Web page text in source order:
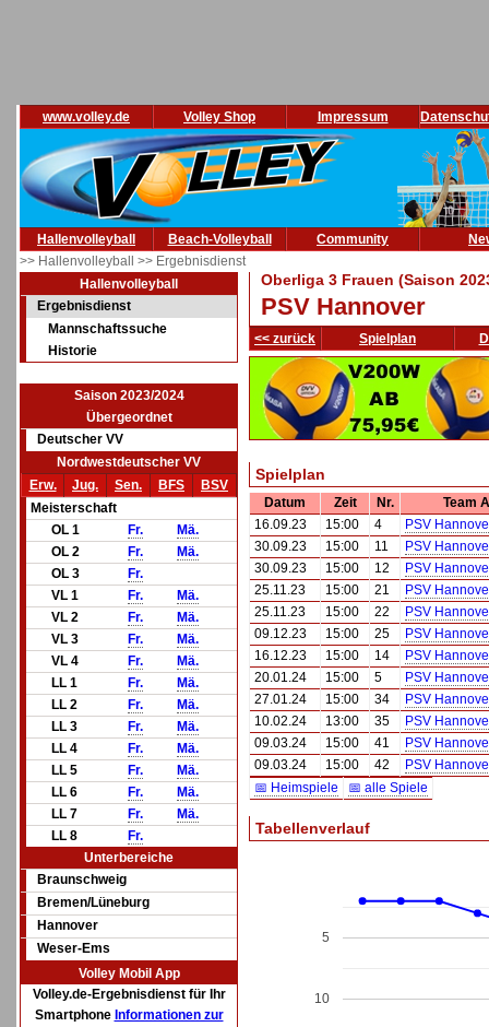
www.volley.de Volley Shop Impressum
Hallenvolleyball Beach-Volleyball Community
>> Hallenvolleyball >> Ergebnisdienst
Hallenvolleyball
Ergebnisdienst
Mannschaftssuche
Historie
Saison 2023/2024
Übergeordnet
Deutscher VV
Nordwestdeutscher VV
Erw.
Jug. Sen. BFS
BSV
Meisterschaft
OL 1
Fr.
Mä.
OL 2
Fr.
Mä.
OL 3
Fr.
VL 1
Fr.
Mä.
VL 2
Fr.
Mä.
VL 3
Fr.
Mä.
VL 4
Fr.
Mä.
LL 1
Fr.
Mä.
LL 2
Fr.
Mä.
LL 3
Fr.
Mä.
LL 4
Fr.
Mä.
LL 5
Fr.
Mä.
LL 6
Fr.
Mä.
LL 7
Fr.
Mä.
LL 8
Fr.
Unterbereiche
Braunschweig
Bremen/Lüneburg
Hannover
Weser-Ems
Volley Mobil App
Volley.de-Ergebnisdienst für Ihr
Smartphone Informationen zur
Oberliga 3 Frauen (Saison
PSV Hannover
<< zurück Spielplan
Spielplan
Datum Zeit Nr.
Team A
16.09.23
15:00 4
PSV
30.09.23
15:00 11
PSV
30.09.23
15:00 12
PSV
25.11.23
15:00 21
PSV
25.11.23
15:00 22
PSV
09.12.23
15:00 25
PSV
16.12.23
15:00 14
PSV
20.01.24
15:00 5
PSV
27.01.24
15:00 34
PSV
10.02.24
13:00 35
PSV
09.03.24
15:00 41
PSV
09.03.24
15:00 42
PSV
📅 Heimspiele
📅 alle Spiele
Tabellenverlauf
5
10